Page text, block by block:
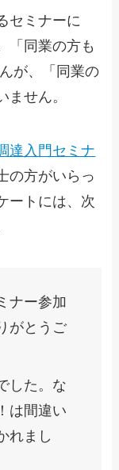
セミナーに
「同業の方も
が、「同業の
せん。
達入門セミナ
の方がいらっ
ートには、次
ナー参加
がとうご
した。な
は間違い
れまし